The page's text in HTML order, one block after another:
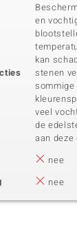
en
kan
stenen
sommige
veel
de
aan deze
nee
nee